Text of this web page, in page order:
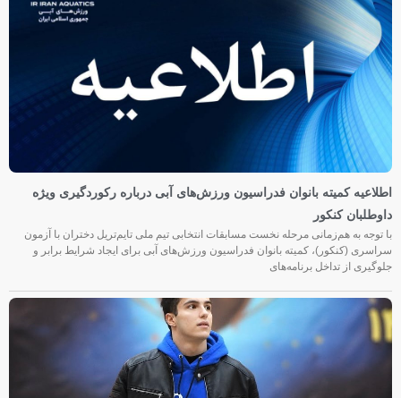
اطلاعیه کمیته بانوان فدراسیون ورزش‌های آبی درباره رکوردگیری ویژه
داوطلبان کنکور
با توجه به هم‌زمانی مرحله نخست مسابقات انتخابی تیم ملی تایم‌تریل دختران با آزمون
سراسری (کنکور)، کمیته بانوان فدراسیون ورزش‌های آبی برای ایجاد شرایط برابر و
جلوگیری از تداخل برنامه‌های